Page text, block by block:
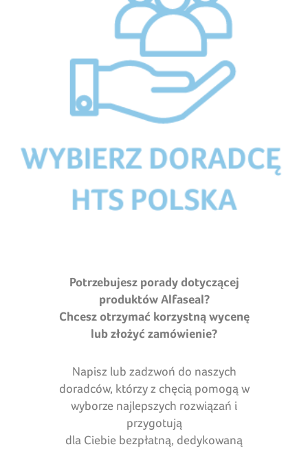
Potrzebujesz porady dotyczącej
produktów Alfaseal?
Chcesz otrzymać korzystną wycenę
lub złożyć zamówienie?
Napisz lub zadzwoń do naszych
doradców, którzy z chęcią pomogą w
wyborze najlepszych rozwiązań i
przygotują
dla Ciebie bezpłatną, dedykowaną